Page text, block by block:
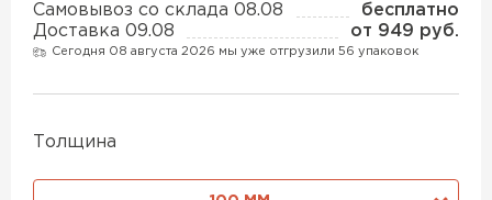
Самовывоз со склада 08.08
бесплатно
Доставка 09.08
от 949 руб.
Сегодня 08 августа 2026 мы уже отгрузили 56 упаковок
Толщина
Утеплитель Ruspanel
Утеплитель Теплекс